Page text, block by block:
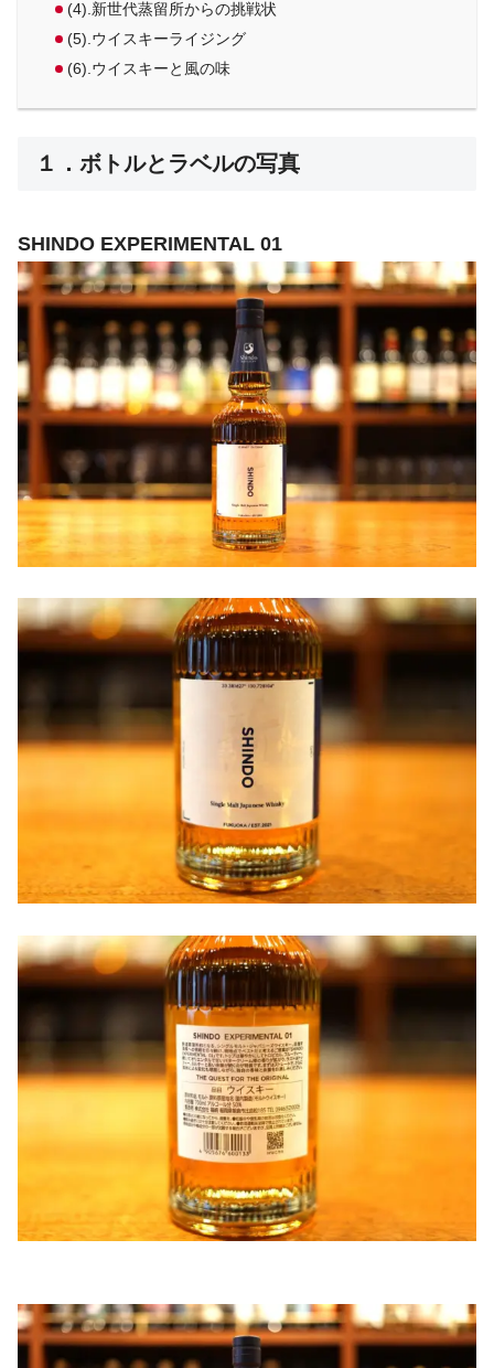
(4).新世代蒸留所からの挑戦状
(5).ウイスキーライジング
(6).ウイスキーと風の味
１．ボトルとラベルの写真
SHINDO EXPERIMENTAL 01